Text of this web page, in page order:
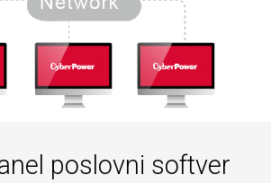
poslovni softver